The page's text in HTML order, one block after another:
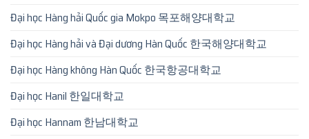
Đại học Hàng hải Quốc gia Mokpo 목포해양대학교
Đại học Hàng hải và Đại dương Hàn Quốc 한국해양대학교
Đại học Hàng không Hàn Quốc 한국항공대학교
Đại học Hanil 한일대학교
Đại học Hannam 한남대학교